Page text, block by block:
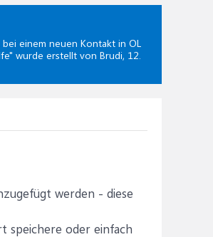
einem neuen Kontakt in OL
" wurde erstellt von Brudi, 12.
werden - diese
speichere oder einfach